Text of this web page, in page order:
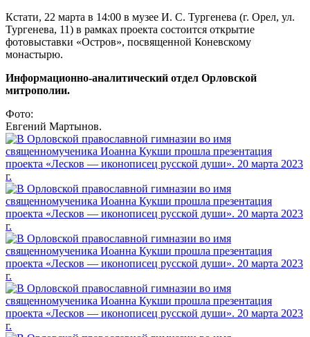
Кстати, 22 марта в 14:00 в музее И. С. Тургенева (г. Орел, ул.
Тургенева, 11) в рамках проекта состоится открытие
фотовыставки «Остров», посвященной Коневскому
монастырю.
Информационно-аналитический отдел Орловской
митрополии.
Фото:
Евгений Мартынов.